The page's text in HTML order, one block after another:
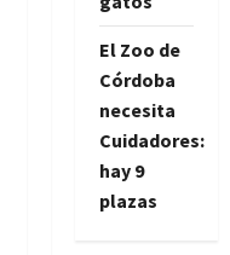
El Zoo de
Córdoba
necesita
Cuidadores:
hay 9
plazas